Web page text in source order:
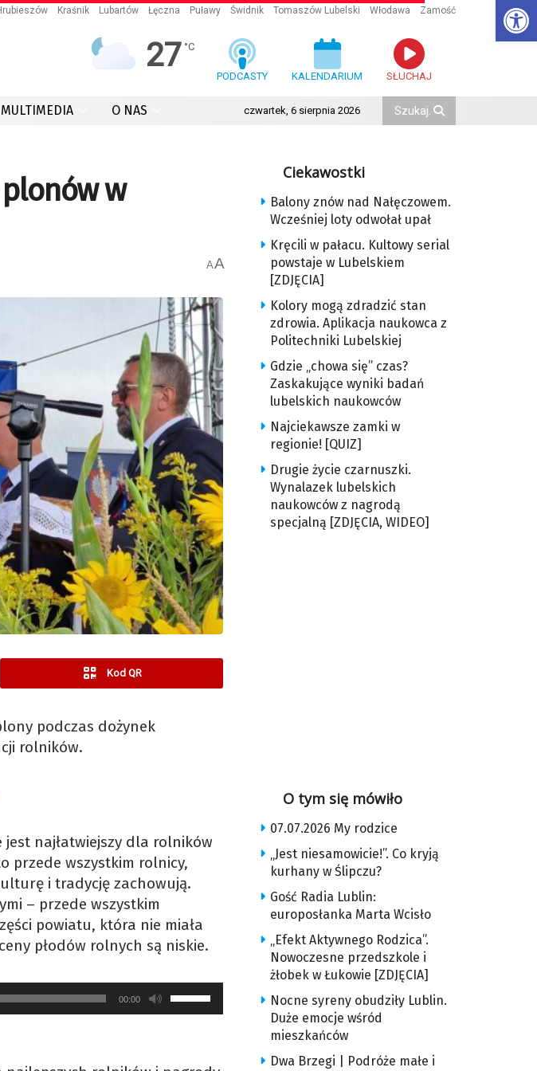
Kraśnik Lubartów Łęczna Puławy Świdnik Tomaszów Lubelski Włodawa Zamość
27 °C
PODCASTY KALENDARIUM SŁUCHAJ
MULTIMEDIA O NAS czwartek, 6 sierpnia 2026
w
AA
Kod QR
podczas dożynek
rolników.
najłatwiejszy dla rolników
przede wszystkim rolnicy,
i tradycję zachowują.
– przede wszystkim
powiatu, która nie miała
płodów rolnych są niskie.
00:00
strzałek
Ciekawostki
Balony znów nad Nałęczowem.
Wcześniej loty odwołał upał
Kręcili w pałacu. Kultowy serial
powstaje w Lubelskiem
[ZDJĘCIA]
Kolory mogą zdradzić stan
zdrowia. Aplikacja naukowca z
Politechniki Lubelskiej
Gdzie „chowa się” czas?
Zaskakujące wyniki badań
lubelskich naukowców
Najciekawsze zamki w
regionie! [QUIZ]
Drugie życie czarnuszki.
Wynalazek lubelskich
naukowców z nagrodą
specjalną [ZDJĘCIA, WIDEO]
O tym się mówiło
07.07.2026 My rodzice
„Jest niesamowicie!”. Co kryją
kurhany w Ślipczu?
Gość Radia Lublin:
europosłanka Marta Wcisło
„Efekt Aktywnego Rodzica”.
Nowoczesne przedszkole i
żłobek w Łukowie [ZDJĘCIA]
Nocne syreny obudziły Lublin.
Duże emocje wśród
mieszkańców
Dwa Brzegi | Podróże małe i